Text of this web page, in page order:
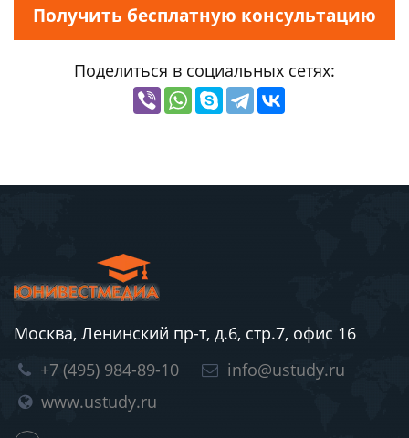
Получить бесплатную консультацию
Поделиться в социальных сетях:
Москва, Ленинский пр-т, д.6, стр.7, офис 16
+7 (495) 984-89-10
info@ustudy.ru
www.ustudy.ru